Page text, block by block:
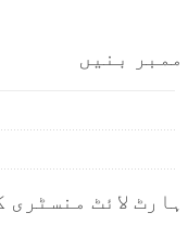
ممبر بنیں
ہارٹ لائٹ منسٹری